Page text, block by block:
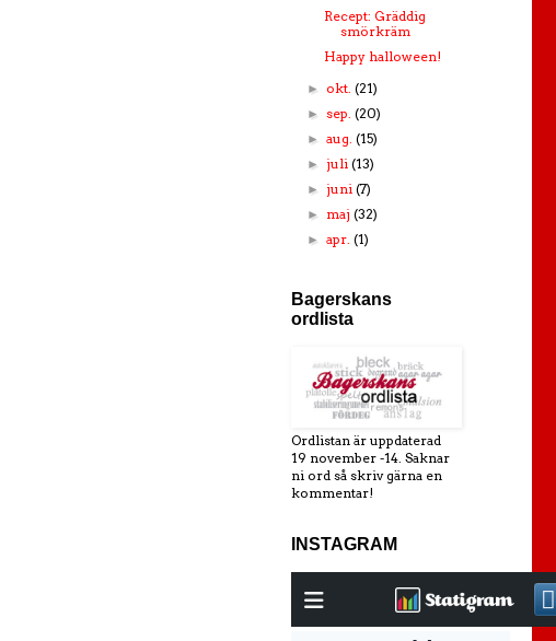
Recept: Gräddig
smörkräm
Happy halloween!
► okt.(21)
►sep.(20)
►aug.(15)
► juli(13)
► juni(7)
► maj(32)
►apr.(1)
Bagerskans
ordlista
Ordlistan är uppdaterad
19 november -14. Saknar
ni ord så skriv gärna en
kommentar!
INSTAGRAM